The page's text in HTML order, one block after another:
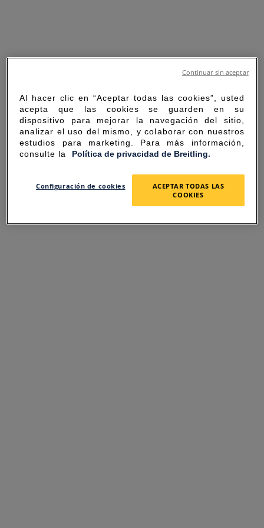
SORRY FOR THE
INCONVENIENCE
Al hacer clic en “Aceptar todas las cookies”, usted
acepta que las cookies se guarden en su
dispositivo para mejorar la navegación del sitio,
analizar el uso del mismo, y colaborar con nuestros
estudios para marketing. Para más información,
consulte la Política de privacidad de Breitling.
Configuración de cookies
ACEPTAR TODAS LAS
COOKIES
Continuar sin aceptar